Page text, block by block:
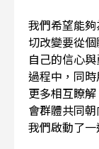
我們希望能
切改變要從
自己的信心
過程中，同
更多相互瞭
會群體共同
我們啟動了一